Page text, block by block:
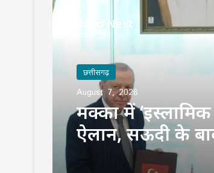
Read Next
छत्तीसगढ़
August 7, 2026
मक्का में
ऐलान, सऊदी के
मिलेगा